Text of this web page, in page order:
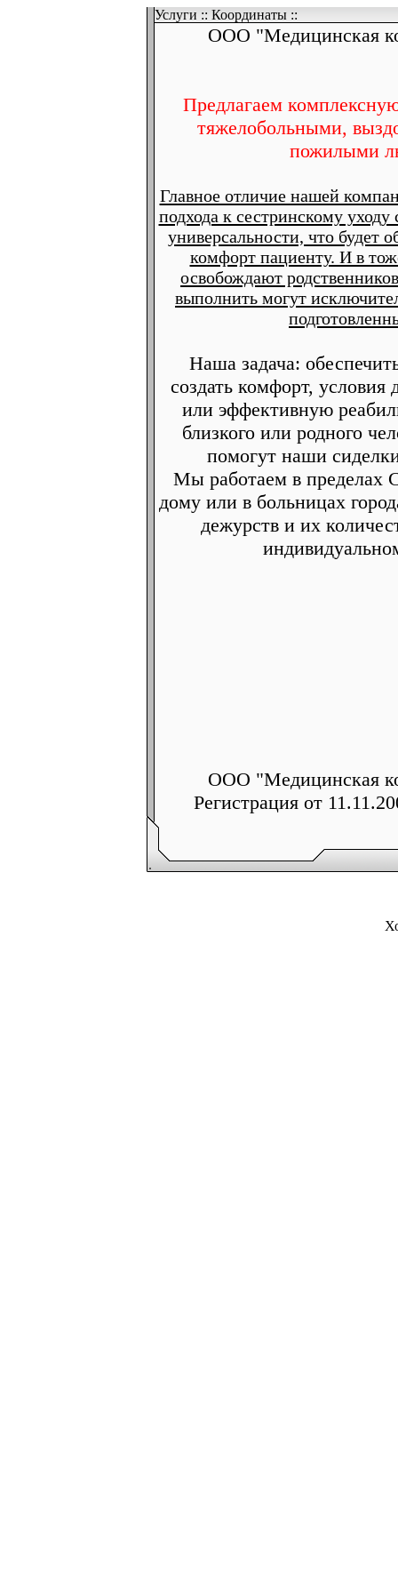
Услуги :: Координаты ::
ООО "Медицинская
Предлагаем
тяжелобольными,
пожилыми
Главное отличие нашей
подхода к сестринскому
универсальности, что будет
комфорт пациенту. И в
освобождают
выполнить могут
Наша задача:
создать комфорт, условия
или эффективную
близкого или родного
помогут наши
Мы работаем в пределах
дому или в больницах
дежурств и их
ООО "Медицинская
Регистрация от